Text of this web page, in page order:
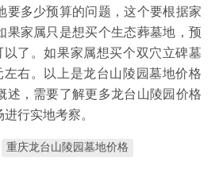
要多少预算的问题，这个要根据家
果家属只是想买个生态葬墓地，预
了。如果家属想买个双穴立碑墓
右。以上是龙台山陵园墓地价格
述，需要了解更多龙台山陵园价格
行实地考察。
重庆龙台山陵园墓地价格